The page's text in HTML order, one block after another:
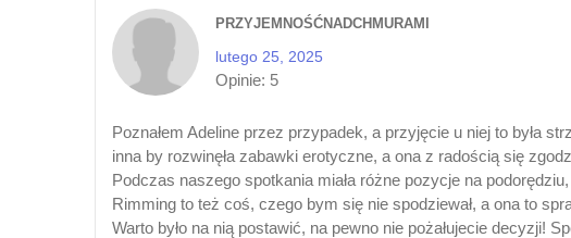
PRZYJEMNOŚĆNADCHMURAMI
lutego 25, 2025
Opinie: 5
Poznałem Adeline przez przypadek, a przyjęcie u niej to była
inna by rozwinęła zabawki erotyczne, a ona z radością się
Podczas naszego spotkania miała różne pozycje na
Rimming to też coś, czego bym się nie spodziewał, a ona to
Warto było na nią postawić, na pewno nie pożałujecie decyzji!